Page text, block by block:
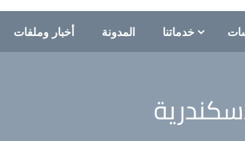
خدماتنا المدونة أخبار وملفات